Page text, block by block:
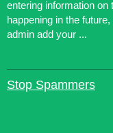
entering information on
happening in the
admin add your ...
Stop Spammers